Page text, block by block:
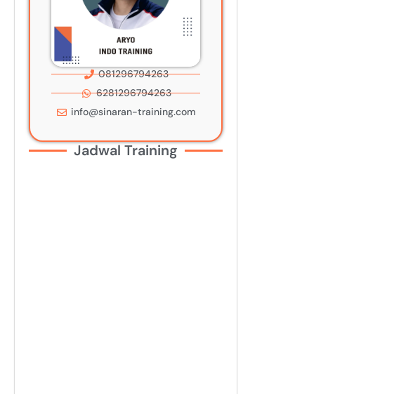
081296794263
6281296794263
info@sinaran-training.com
Jadwal Training